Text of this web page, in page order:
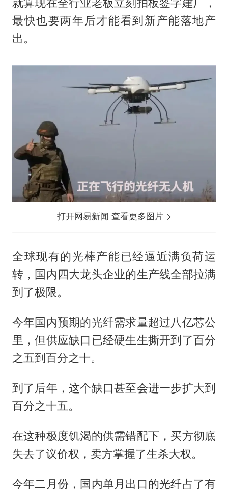
就算现在全行业老板立刻拍板签字建厂，
最快也要两年后才能看到新产能落地产
出。
打开网易新闻 查看更多图片
全球现有的光棒产能已经逼近满负荷运
转，国内四大龙头企业的生产线全部拉满
到了极限。
今年国内预期的光纤需求量超过八亿芯公
里，但供应缺口已经硬生生撕开到了百分
之五到百分之十。
到了后年，这个缺口甚至会进一步扩大到
百分之十五。
在这种极度饥渴的供需错配下，买方彻底
失去了议价权，卖方掌握了生杀大权。
今年二月份，国内单月出口的光纤占了有